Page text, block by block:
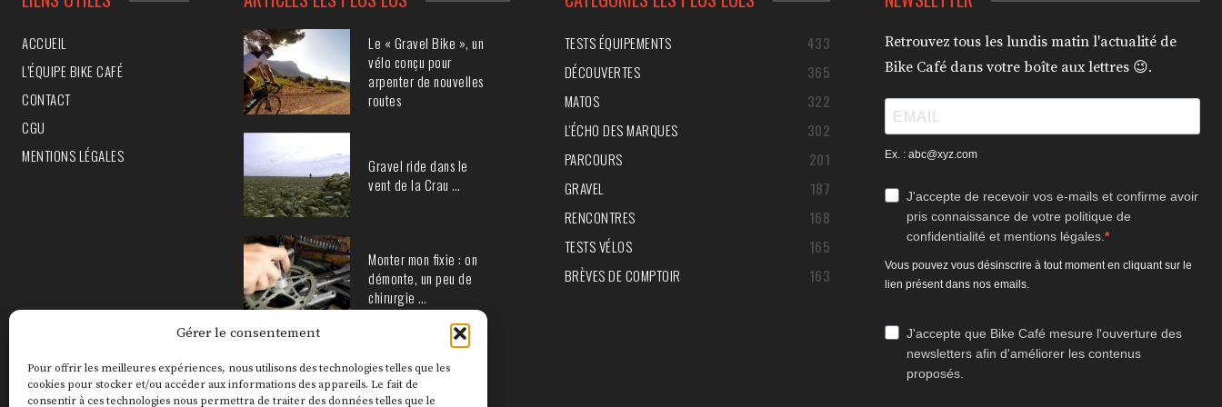
Gérer le consentement
Pour offrir les meilleures expériences, nous utilisons des technologies telles que les
cookies pour stocker et/ou accéder aux informations des appareils. Le fait de
consentir à ces technologies nous permettra de traiter des données telles que le
ACCUEIL
L’ÉQUIPE BIKE CAFÉ
CONTACT
CGU
MENTIONS LÉGALES
Le « Gravel Bike », un
vélo conçu pour
arpenter de nouvelles
routes
Gravel ride dans le
vent de la Crau …
Monter mon fixie : on
démonte, un peu de
chirurgie …
TESTS ÉQUIPEMENTS
433
DÉCOUVERTES
365
MATOS
322
L'ÉCHO DES MARQUES
302
PARCOURS
201
GRAVEL
187
RENCONTRES
168
TESTS VÉLOS
165
BRÈVES DE COMPTOIR
163
Retrouvez tous les lundis matin l'actualité de
Bike Café dans votre boîte aux lettres 😉.
Ex. : abc@xyz.com
J'accepte de recevoir vos e-mails et confirme avoir
pris connaissance de votre politique de
confidentialité et mentions légales.
Vous pouvez vous désinscrire à tout moment en cliquant sur le
lien présent dans nos emails.
J'accepte que Bike Café mesure l'ouverture des
newsletters afin d'améliorer les contenus
proposés.